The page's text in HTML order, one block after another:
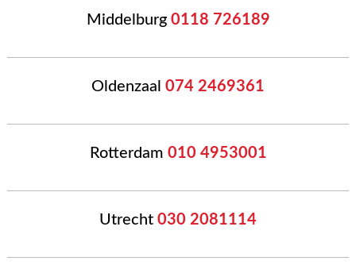
Middelburg 0118 726189
Oldenzaal 074 2469361
Rotterdam 010 4953001
Utrecht 030 2081114